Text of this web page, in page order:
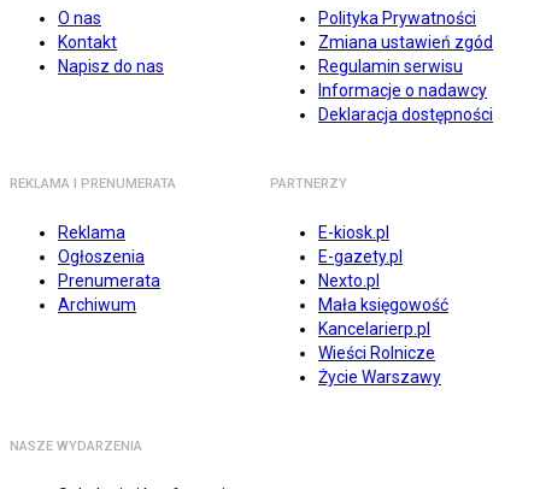
O nas
Kontakt
Napisz do nas
Polityka Prywatności
Zmiana ustawień zgód
Regulamin serwisu
Informacje o nadawcy
Deklaracja dostępności
REKLAMA I PRENUMERATA
Reklama
Ogłoszenia
Prenumerata
Archiwum
PARTNERZY
E-kiosk.pl
E-gazety.pl
Nexto.pl
Mała księgowość
Kancelarierp.pl
Wieści Rolnicze
Życie Warszawy
NASZE WYDARZENIA